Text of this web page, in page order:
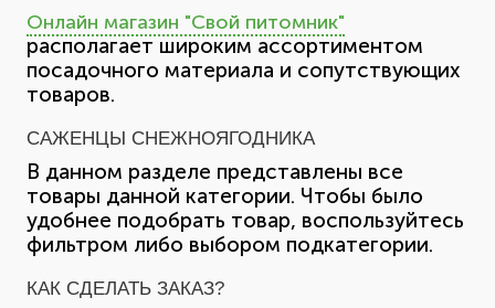
Онлайн магазин "Свой питомник"
располагает широким ассортиментом
посадочного материала и сопутствующих
товаров.
САЖЕНЦЫ СНЕЖНОЯГОДНИКА
В данном разделе представлены все
товары данной категории. Чтобы было
удобнее подобрать товар, воспользуйтесь
фильтром либо выбором подкатегории.
КАК СДЕЛАТЬ ЗАКАЗ?